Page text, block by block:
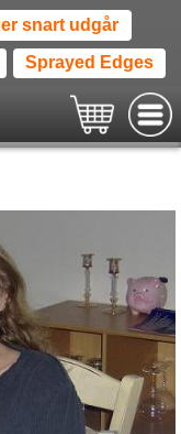
snart udgår
Sprayed Edges